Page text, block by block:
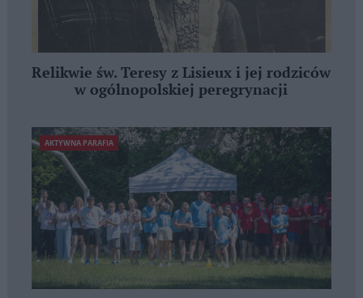
Relikwie św. Teresy z Lisieux i jej rodziców
w ogólnopolskiej peregrynacji
AKTYWNA PARAFIA